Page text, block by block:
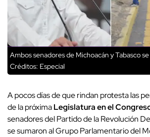
Ambos senadores de Michoacán y Tabasco
Créditos: Especial
A pocos días de que rindan protesta las
de la próximaLegislatura en el
senadores del Partido de la Revolución
se sumaron al Grupo Parlamentario del